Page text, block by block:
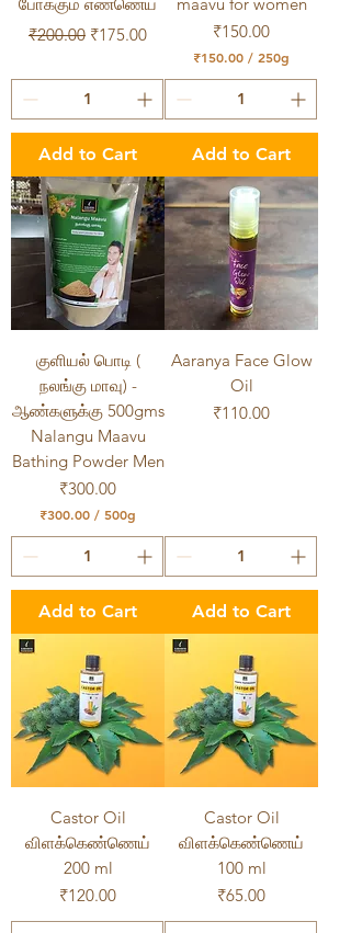
போக்கும் எண்ணெய்
Regular Price
₹200.00 Sale Price
₹175.00
Add to Cart
maavu for women
Price
₹150.00
₹150.00 / 250g
₹
1
5
0
0
p
e
r
2
5
0
G
r
m
Add to Cart
குளியல் பொடி (
நலங்கு மாவு) -
ஆண்களுக்கு 500gms
Nalangu Maavu
Bathing Powder Men
Price
₹300.00
₹300.00 / 500g
₹
3
0
0
0
p
e
r
5
0
0
G
m
Add to Cart
Aaranya Face Glow
Oil
Price
₹110.00
Add to Cart
Castor Oil
விளக்கெண்ணெய்
200 ml
Price
₹120.00
Castor Oil
விளக்கெண்ணெய்
100 ml
Price
₹65.00